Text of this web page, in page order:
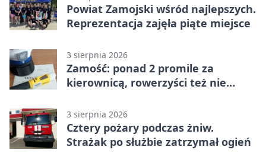
Powiat Zamojski wśród najlepszych.
Reprezentacja zajęła piąte miejsce
3 sierpnia 2026
Zamość: ponad 2 promile za
kierownicą, rowerzyści też nie
3 sierpnia 2026
Cztery pożary podczas żniw.
Strażak po służbie zatrzymał ogień